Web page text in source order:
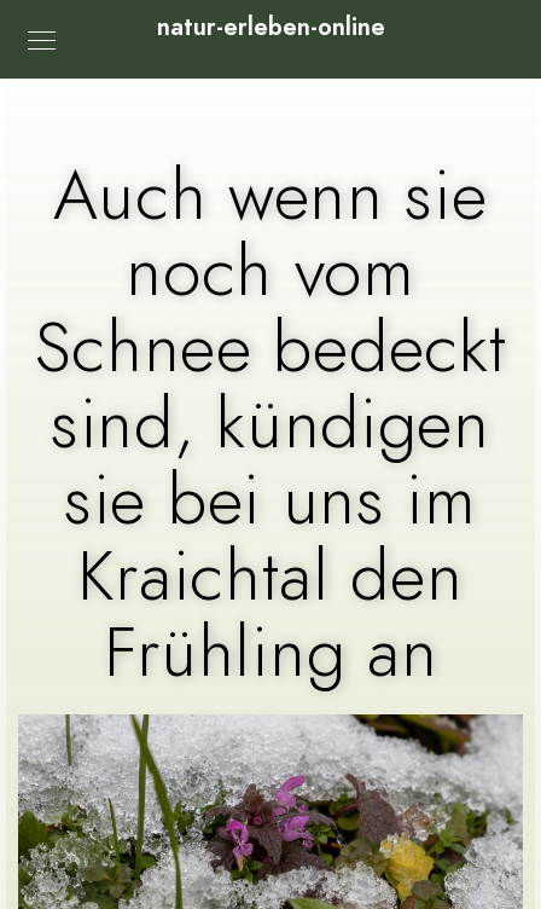
natur-erleben-online
Auch wenn sie
noch vom
Schnee bedeckt
sind, kündigen
sie bei uns im
Kraichtal den
Frühling an